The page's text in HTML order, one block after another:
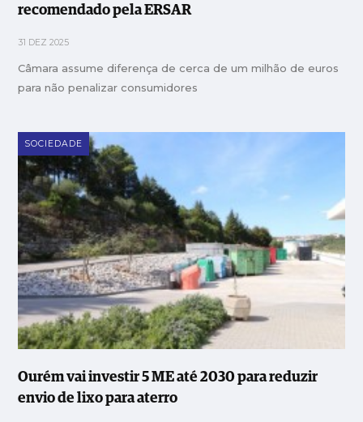
recomendado pela ERSAR
31 DEZ 2025
Câmara assume diferença de cerca de um milhão de euros
para não penalizar consumidores
SOCIEDADE
Ourém vai investir 5 ME até 2030 para reduzir
envio de lixo para aterro